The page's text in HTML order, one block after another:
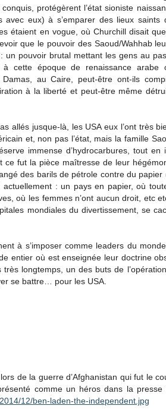
protégèrent l’état sioniste
eux) à s’emparer des lieux saints
étaient en vogue, où Churchill disait
que le pouvoir des Saoud/Wahhab
un pouvoir brutal mettant les gens au
à cette époque de renaissance arabe
au Caire, peut-être ont-ils
à la liberté et peut-être même
allés jusque-là, les USA eux l’ont très
et, non pas l’état, mais la famille
immense d’hydrocarbures, tout en
ce fut la pièce maîtresse de leur
des barils de pétrole contre du papier
actuellement : un pays en papier, où
où les femmes n’ont aucun droit, etc
mondiales du divertissement, se
à s’imposer comme leaders du
entier où est enseignée leur doctrine
longtemps, un des buts de
se battre… pour les USA.
de la guerre d’Afghanistan qui fut le
comme un héros dans la presse
12/ben-laden-the-independent.jpg